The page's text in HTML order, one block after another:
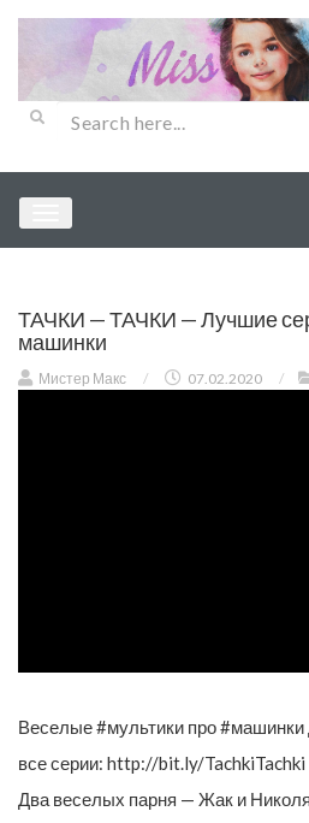
ТАЧКИ — ТАЧКИ — Лучшие
машинки
Мистер Макс / 07.02.2020 /
Веселые #мультики про #машинки
все серии: http://bit.ly/TachkiTachki
Два веселых парня — Жак и